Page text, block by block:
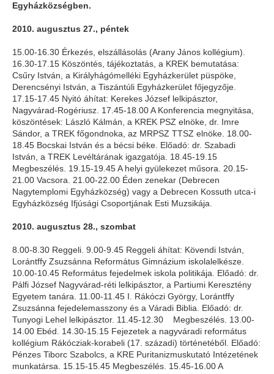
Egyházközségben.
2010. augusztus 27., péntek
15.00-16.30 Érkezés, elszállásolás (Arany János kollégium).
16.30-17.15 Köszöntés, tájékoztatás, a KREK bemutatása:
Csűry István, a Királyhágómelléki Egyházkerület püspöke,
Derencsényi István, a Tiszántúli Egyházkerület főjegyzője.
17.15-17.45 Nyitó áhítat: Kerekes József lelkipásztor,
Nagyvárad-Rogériusz. 17.45-18.00 A Konferencia megnyitása,
köszöntések: László Kálmán, a KREK PSZ elnöke, dr. Imre
Sándor, a TREK főgondnoka, az MRPSZ TTSZ elnöke. 18.00-
18.45 Bocskai István és a bécsi béke. Előadó: dr. Szabadi
István, a TREK Levéltárának igazgatója. 18.45-19.15
Megbeszélés. 19.15-19.45 A helyi gyülekezet műsora. 20.15-
21.00 Vacsora. 21.00-22.00 Éden zenekar (Debrecen
Nagytemplomi Egyházközség) vagy a Debrecen Kossuth utca-i
Egyházközség Ifjúsági Csoportjának Esti Muzsikája.
2010. augusztus 28., szombat
8.00-8.30 Reggeli. 9.00-9.45 Reggeli áhítat: Kövendi István,
Lorántffy Zsuzsánna Református Gimnázium iskolalelkésze.
10.00-10.45 Református fejedelmek iskola politikája. Előadó: dr.
Pálfi József Nagyvárad-réti lelkipásztor, a Partiumi Keresztény
Egyetem tanára. 11.00-11.45 I. Rákóczi György, Lorántffy
Zsuzsánna fejedelemasszony és a Váradi Biblia. Előadó: dr.
Tunyogi Lehel lelkipásztor. 11.45-12.30 Megbeszélés. 13.00-
14.00 Ebéd. 14.30-15.15 Fejezetek a nagyváradi református
kollégium Rákócziak-korabeli (17. századi) történetéből. Előadó:
Pénzes Tiborc Szabolcs, a KRE Puritanizmuskutató Intézetének
munkatársa. 15.15-15.45 Megbeszélés. 15.45-16.00 A